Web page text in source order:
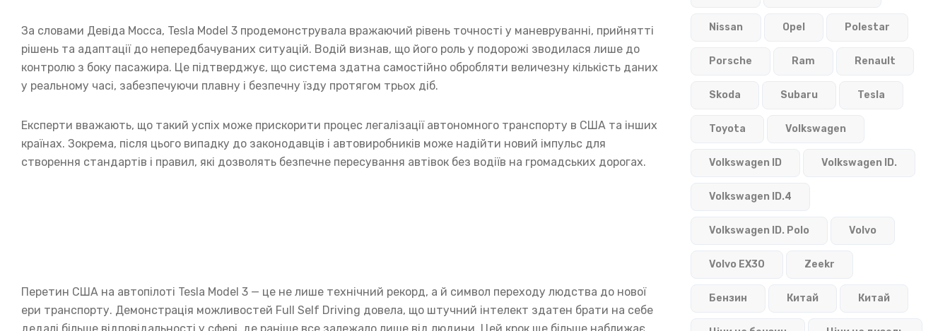
За словами Девіда Мосса, Tesla Model 3 продемонструвала вражаючий рівень точності у маневруванні, прийнятті
рішень та адаптації до непередбачуваних ситуацій. Водій визнав, що його роль у подорожі зводилася лише до
контролю з боку пасажира. Це підтверджує, що система здатна самостійно обробляти величезну кількість даних
у реальному часі, забезпечуючи плавну і безпечну їзду протягом трьох діб.
Експерти вважають, що такий успіх може прискорити процес легалізації автономного транспорту в США та інших
країнах. Зокрема, після цього випадку до законодавців і автовиробників може надійти новий імпульс для
створення стандартів і правил, які дозволять безпечне пересування автівок без водіїв на громадських дорогах.
Перетин США на автопілоті Tesla Model 3 — це не лише технічний рекорд, а й символ переходу людства до нової
ери транспорту. Демонстрація можливостей Full Self Driving довела, що штучний інтелект здатен брати на себе
Nissan Opel Polestar
Porsche Ram Renault
Skoda Subaru Tesla
Toyota Volkswagen
Volkswagen ID Volkswagen ID.
Volkswagen ID.4
Volkswagen ID. Polo Volvo
Volvo EX30 Zeekr
Бензин Китай Китай